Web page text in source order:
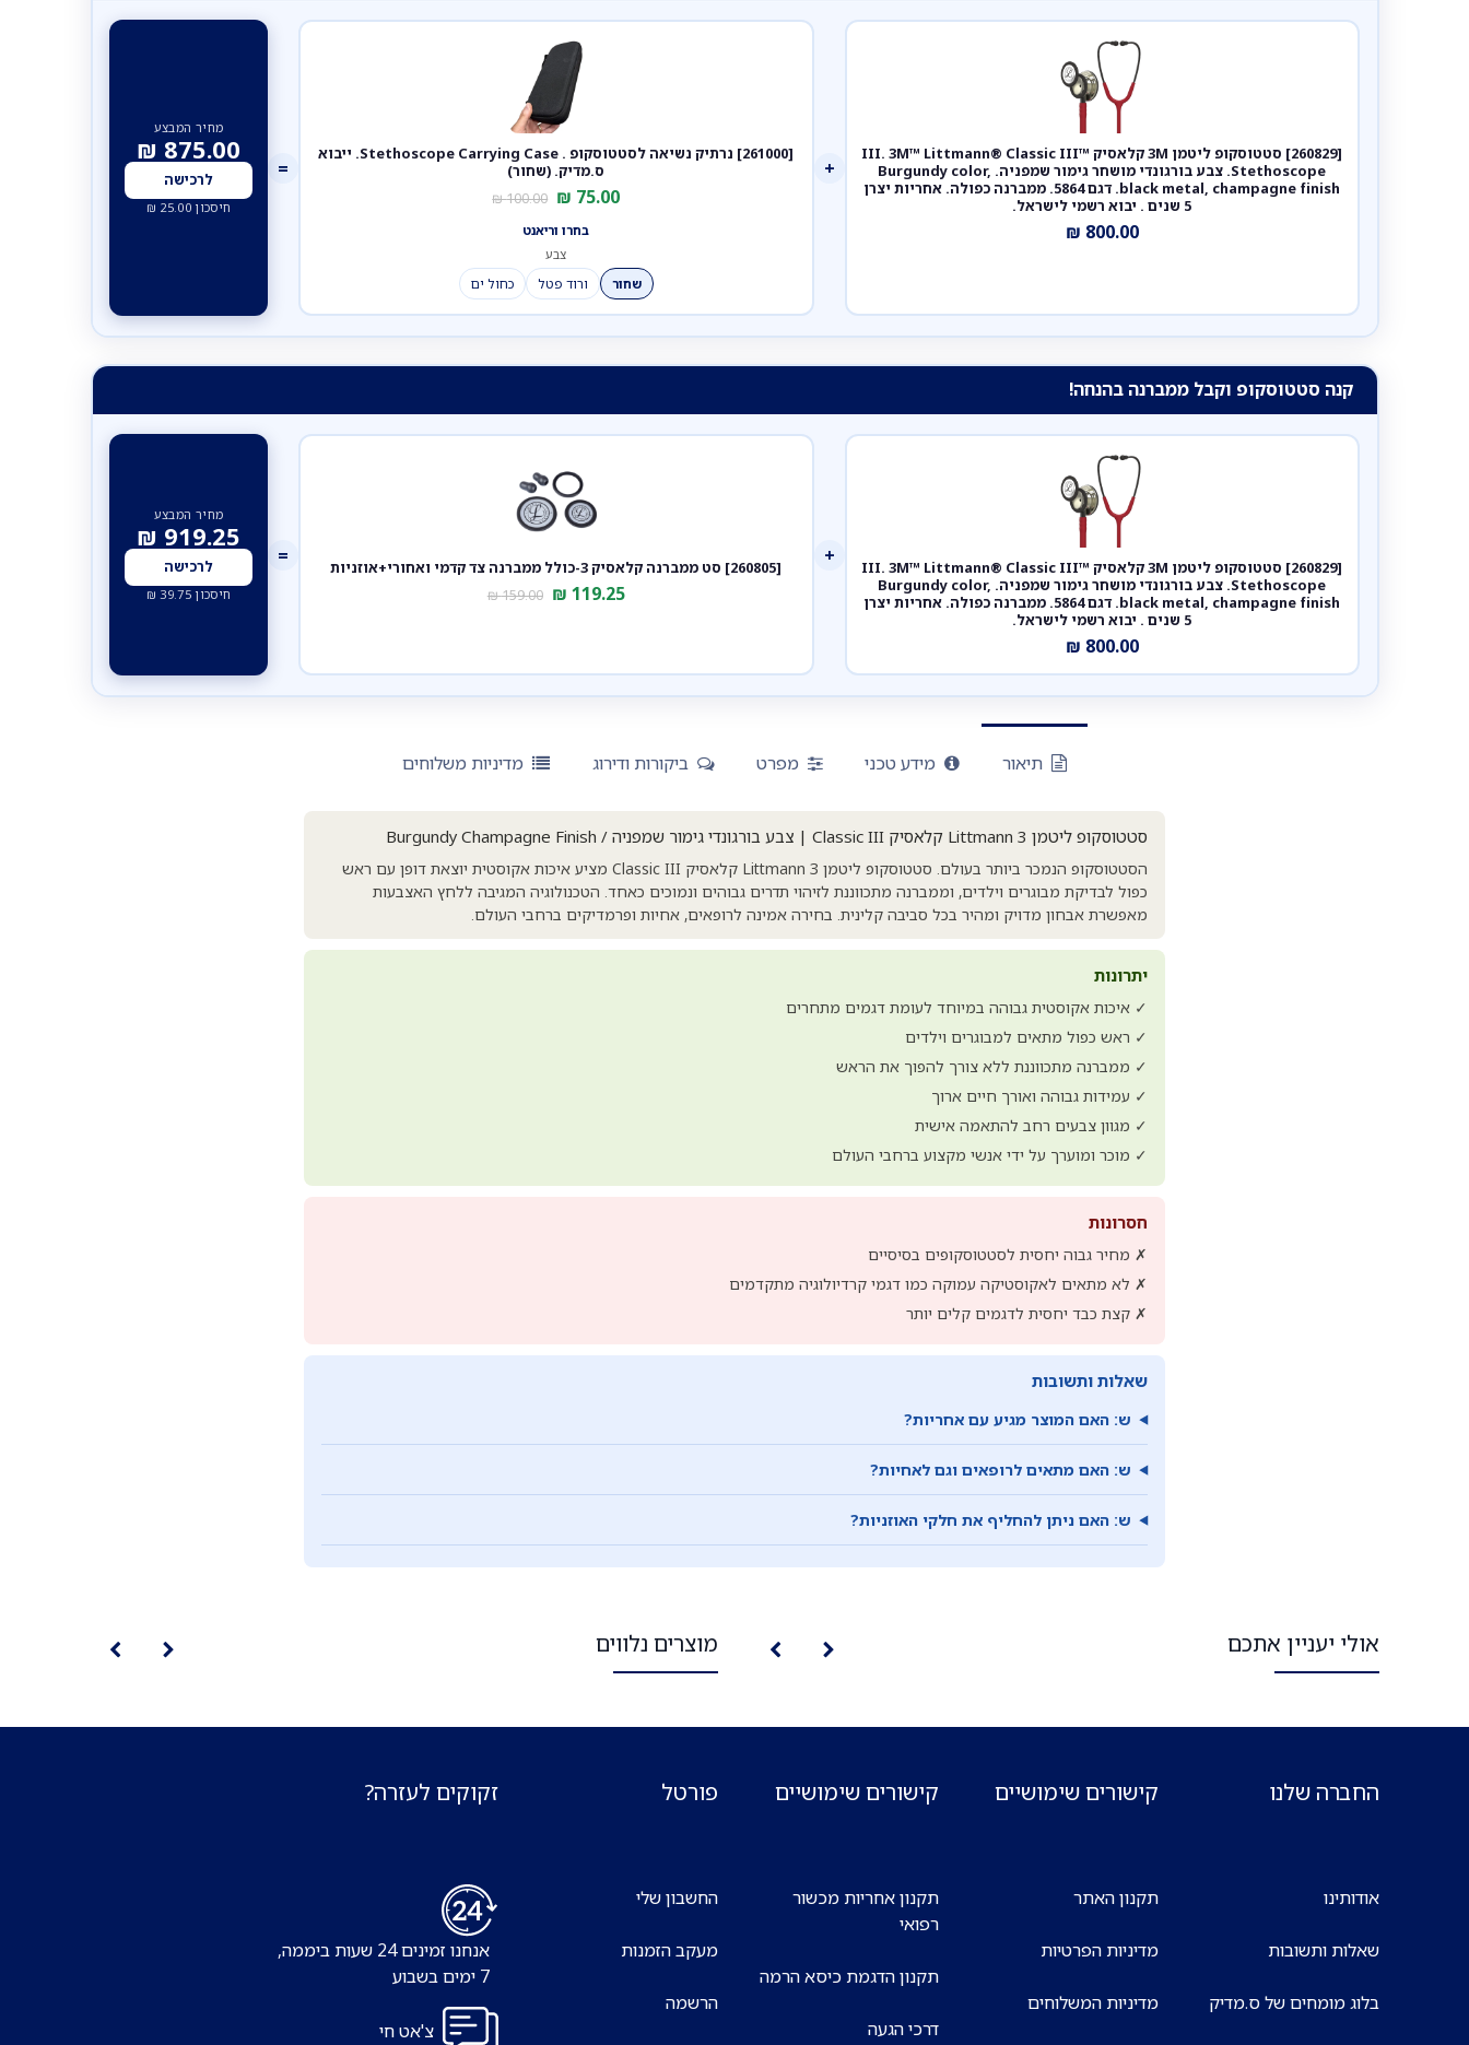
[260829] סטטוסקופ ליטמן 3M קלאסיק III. 3M™ Littmann® Classic III™
Stethoscope. צבע בורגונדי מושחר גימור שמפניה. Burgundy color,
black metal, champagne finish. דגם 5864. ממברנה כפולה. אחריות יצרן
5 שנים . יבוא רשמי לישראל.
800.00
₪
+
[261000] נרתיק נשיאה לסטטוסקופ . Stethoscope Carrying Case. ייבוא
ס.מדיק. (שחור)
75.00
₪
100.00
₪
בחרו וריאנט
צבע
שחור
ורוד פטל כחול ים
=
מחיר המבצע
875.00
₪
לרכישה
חיסכון 25.00
₪
קנה סטטוסקופ וקבל ממברנה בהנחה!
[260829] סטטוסקופ ליטמן 3M קלאסיק III. 3M™ Littmann® Classic III™
Stethoscope. צבע בורגונדי מושחר גימור שמפניה. Burgundy color,
black metal, champagne finish. דגם 5864. ממברנה כפולה. אחריות יצרן
5 שנים . יבוא רשמי לישראל.
800.00
₪
+ [260805] סט ממברנה קלאסיק 3-כולל ממברנה צד קדמי ואחורי+אוזניות
119.25
₪
159.00
₪
=
מחיר המבצע
919.25
₪
לרכישה
חיסכון 39.75
₪
תיאור מידע טכני מפרט ביקורות ודירוג מדיניות משלוחים
סטטוסקופ ליטמן Littmann 3 קלאסיק Classic III | צבע בורגונדי גימור שמפניה / Burgundy Champagne Finish
הסטטוסקופ הנמכר ביותר בעולם. סטטוסקופ ליטמן Littmann 3 קלאסיק Classic III מציע איכות אקוסטית יוצאת דופן עם ראש
כפול לבדיקת מבוגרים וילדים, וממברנה מתכווננת לזיהוי תדרים גבוהים ונמוכים כאחד. הטכנולוגיה המגיבה ללחץ האצבעות
מאפשרת אבחון מדויק ומהיר בכל סביבה קלינית. בחירה אמינה לרופאים, אחיות ופרמדיקים ברחבי העולם.
יתרונות
✓ איכות אקוסטית גבוהה במיוחד לעומת דגמים מתחרים
✓ ראש כפול מתאים למבוגרים וילדים
✓ ממברנה מתכווננת ללא צורך להפוך את הראש
✓ עמידות גבוהה ואורך חיים ארוך
✓ מגוון צבעים רחב להתאמה אישית
✓ מוכר ומוערך על ידי אנשי מקצוע ברחבי העולם
חסרונות
✗ מחיר גבוה יחסית לסטטוסקופים בסיסיים
✗ לא מתאים לאקוסטיקה עמוקה כמו דגמי קרדיולוגיה מתקדמים
✗ קצת כבד יחסית לדגמים קלים יותר
שאלות ותשובות
ש: האם המוצר מגיע עם אחריות?
ש: האם מתאים לרופאים וגם לאחיות?
ש: האם ניתן להחליף את חלקי האוזניות?
אולי יעניין אתכם מוצרים נלווים
החברה שלנו
אודותינו
שאלות ותשובות
בלוג מומחים של ס.מדיק
קישורים שימושיים
תקנון האתר
מדיניות הפרטיות
מדיניות המשלוחים
קישורים שימושיים
תקנון אחריות מכשור
רפואי
תקנון הדגמת כיסא הרמה
דרכי הגעה
פורטל
החשבון שלי
מעקב הזמנות
הרשמה
זקוקים לעזרה?
אנחנו זמינים 24 שעות ביממה,
7 ימים בשבוע
צ'אט חי